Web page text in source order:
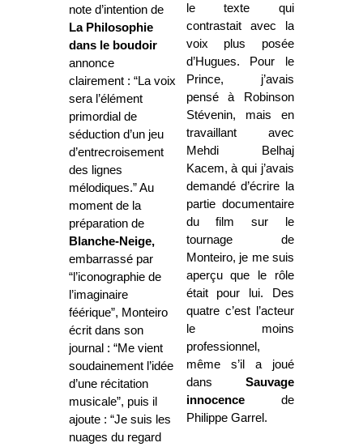
note d’intention de
La Philosophie
dans le boudoir
annonce
clairement : “La voix
sera l’élément
primordial de
séduction d’un jeu
d’entrecroisement
des lignes
mélodiques.” Au
moment de la
préparation de
Blanche-Neige,
embarrassé par
“l’iconographie de
l’imaginaire
féérique”, Monteiro
écrit dans son
journal : “Me vient
soudainement l’idée
d’une récitation
musicale”, puis il
ajoute : “Je suis les
nuages du regard
le texte qui
contrastait avec la
voix plus posée
d’Hugues. Pour le
Prince, j’avais
pensé à Robinson
Stévenin, mais en
travaillant avec
Mehdi Belhaj
Kacem, à qui j’avais
demandé d’écrire la
partie documentaire
du film sur le
tournage de
Monteiro, je me suis
aperçu que le rôle
était pour lui. Des
quatre c’est l’acteur
le moins
professionnel,
même s’il a joué
dans Sauvage
innocencede
Philippe Garrel.